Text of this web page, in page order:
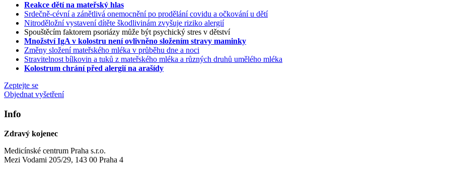
Reakce dětí na mateřský hlas
Srdečně-cévní a zánětlivá onemocnění po prodělání covidu a očkování u dětí
Nitroděložní vystavení dítěte škodlivinám zvyšuje riziko alergií
Spouštěcím faktorem psoriázy může být psychický stres v dětství
Množství IgA v kolostru není ovlivněno složením stravy maminky
Změny složení mateřského mléka v průběhu dne a noci
Stravitelnost bílkovin a tuků z mateřského mléka a různých druhů umělého mléka
Kolostrum chrání před alergií na arašídy
Zeptejte se
Objednat vyšetření
Info
Zdravý kojenec
Medicínské centrum Praha s.r.o.
Mezi Vodami 205/29, 143 00 Praha 4